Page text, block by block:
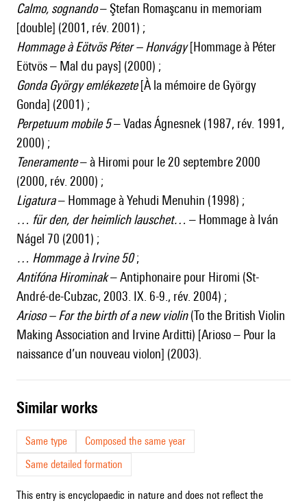
Calmo, sognando– Ştefan Romaşcanu in memoriam
[double] (2001, rév. 2001) ;
Hommage à Eötvös Péter – Honvágy[Hommage à Péter
Eötvös – Mal du pays] (2000) ;
Gonda György emlékezete[À la mémoire de György
Gonda] (2001) ;
Perpetuum mobile 5– Vadas Ágnesnek (1987, rév. 1991,
2000) ;
Teneramente– à Hiromi pour le 20 septembre 2000
(2000, rév. 2000) ;
Ligatura– Hommage à Yehudi Menuhin (1998) ;
… für den, der heimlich lauschet… – Hommage à Iván
Nágel 70 (2001) ;
… Hommage à Irvine 50;
Antifóna Hirominak– Antiphonaire pour Hiromi (St-
André-de-Cubzac, 2003. IX. 6-9., rév. 2004) ;
Arioso – For the birth of a new violin(To the British Violin
Making Association and Irvine Arditti) [Arioso – Pour la
naissance d’un nouveau violon] (2003).
similar works
Same type
Composed the same year
Same detailed formation
This entry is encyclopaedic in nature and does not reflect the